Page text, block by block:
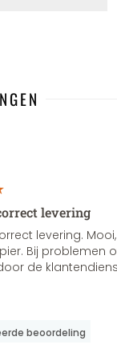
levering
levering.
Bij problemen
de
beoordeling